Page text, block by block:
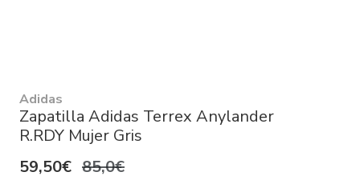
Adidas
Zapatilla Adidas Terrex Anylander
R.RDY Mujer Gris
59,50€ 85,0€